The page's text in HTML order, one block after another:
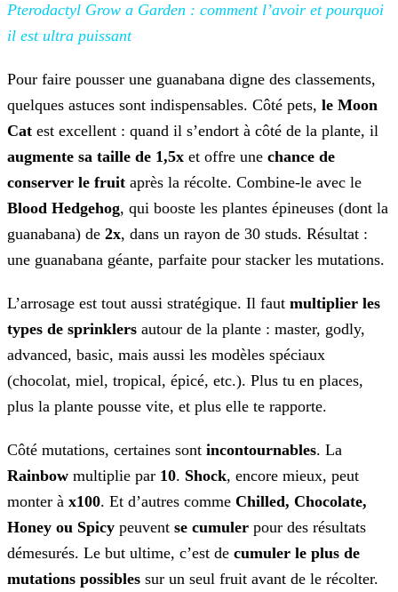
Pterodactyl Grow a Garden : comment l’avoir etpourquoi
il est ultra puissant
Pour faire pousser une guanabana digne des classements,
quelques astuces sont indispensables. Côté pets, le Moon
Cat est excellent : quand il s’endort à côté de la plante, il
augmente sa taille de 1,5x et offre une chance de
conserver le fruit après la récolte. Combine-le avec le
Blood Hedgehog, qui booste les plantes épineuses (dont la
guanabana) de 2x, dans un rayon de 30 studs. Résultat :
une guanabana géante, parfaite pour stacker les mutations.
L’arrosage est tout aussi stratégique. Il faut multiplier les
types de sprinklers autour de la plante : master, godly,
advanced, basic, mais aussi les modèles spéciaux
(chocolat, miel, tropical, épicé, etc.). Plus tu en places,
plus la plante pousse vite, et plus elle te rapporte.
Côté mutations, certaines sont incontournables. La
Rainbow multiplie par 10. Shock, encore mieux, peut
monter à x100. Et d’autres comme Chilled, Chocolate,
Honey ou Spicy peuvent se cumuler pour des résultats
démesurés. Le but ultime, c’est de cumuler le plus de
mutations possibles sur un seul fruit avant de le récolter.